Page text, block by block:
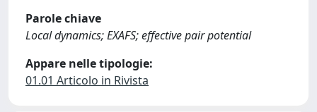
Parole chiave
Local dynamics; EXAFS; effective pair potential
Appare nelle tipologie:
01.01 Articolo in Rivista